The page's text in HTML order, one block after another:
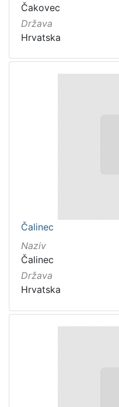
Čakovec
Država
Hrvatska
Čalinec
Naziv
Čalinec
Država
Hrvatska